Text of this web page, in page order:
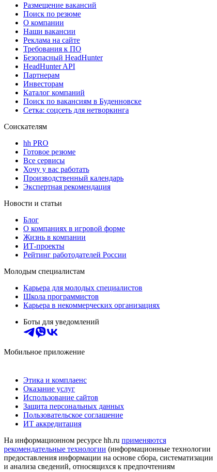
Размещение вакансий
Поиск по резюме
О компании
Наши вакансии
Реклама на сайте
Требования к ПО
Безопасный HeadHunter
HeadHunter API
Партнерам
Инвесторам
Каталог компаний
Поиск по вакансиям в Буденновске
Сетка: соцсеть для нетворкинга
Соискателям
hh PRO
Готовое резюме
Все сервисы
Хочу у вас работать
Производственный календарь
Экспертная рекомендация
Новости и статьи
Блог
О компаниях в игровой форме
Жизнь в компании
ИТ-проекты
Рейтинг работодателей России
Молодым специалистам
Карьера для молодых специалистов
Школа программистов
Карьера в некоммерческих организациях
Боты для уведомлений
Мобильное приложение
Этика и комплаенс
Оказание услуг
Использование сайтов
Защита персональных данных
Пользовательское соглашение
ИТ аккредитация
На информационном ресурсе hh.ru применяются
рекомендательные технологии (информационные технологии
предоставления информации на основе сбора, систематизации
и анализа сведений, относящихся к предпочтениям